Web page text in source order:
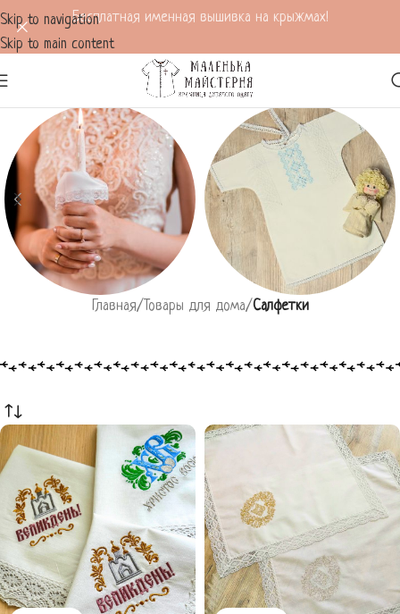
Skip to navigation
Skip to main content
Бесплатная именная вышивка на крыжмах!
Все для крещения
Главная/ Товары для дома/Салфетки